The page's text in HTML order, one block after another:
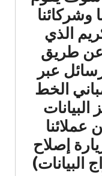
وشركائنا
الذي
عن طريق
عبر
الخط
عملائنا
إصلاح
البيانات)